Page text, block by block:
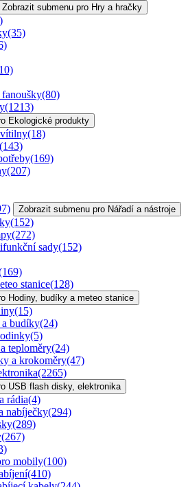
Zobrazit submenu pro Hry a hračky
(35)
(80)
(1213)
Ekologické produkty
(18)
(143)
(169)
(207)
Zobrazit submenu pro Nářadí a nástroje
(152)
(272)
sady(152)
stanice(128)
Hodiny, budíky a meteo stanice
(15)
budíky(24)
(5)
teploměry(24)
a krokoměry(47)
(2265)
USB flash disky, elektronika
rádia(4)
nabíječky(294)
(289)
(267)
mobily(100)
(410)